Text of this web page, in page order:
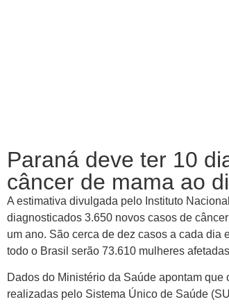
Paraná deve ter 10
câncer de mama ao
A estimativa divulgada pelo Instituto
diagnosticados 3.650 novos casos de
um ano. São cerca de dez casos a cada dia
todo o Brasil serão 73.610 mulheres
Dados do Ministério da Saúde apontam que
realizadas pelo Sistema Único de Saúde